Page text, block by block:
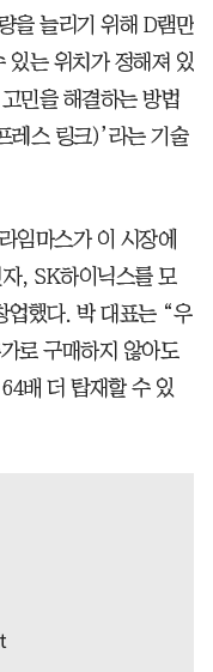
을 늘리기 위해 D램만
있는 위치가 정해져 있
민을 해결하는 방법
레스 링크)’라는 기술
임마스가 이 시장에
, SK하이닉스를 모
업했다. 박 대표는 “우
로 구매하지 않아도
배 더 탑재할 수 있